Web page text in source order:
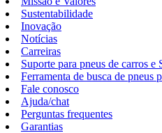
Sustentabilidade
Inovação
Notícias
Carreiras
Suporte para pneus de carros e
Ferramenta de busca de pneus
Fale conosco
Ajuda/chat
Perguntas frequentes
Garantias